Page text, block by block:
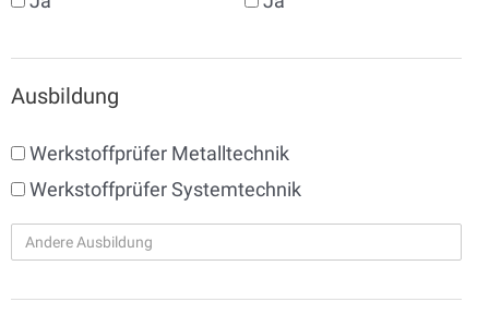
Ausbildung
Werkstoffprüfer Metalltechnik
Werkstoffprüfer Systemtechnik